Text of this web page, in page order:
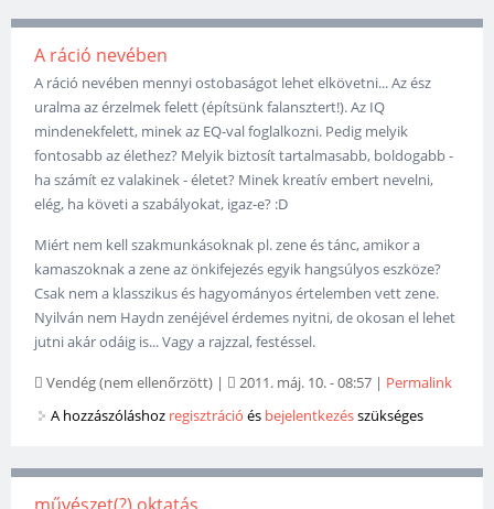
A ráció nevében
A ráció nevében mennyi ostobaságot lehet elkövetni... Az ész
uralma az érzelmek felett (építsünk falansztert!). Az IQ
mindenekfelett, minek az EQ-val foglalkozni. Pedig melyik
fontosabb az élethez? Melyik biztosít tartalmasabb, boldogabb -
ha számít ez valakinek - életet? Minek kreatív embert nevelni,
elég, ha követi a szabályokat, igaz-e? :D
Miért nem kell szakmunkásoknak pl. zene és tánc, amikor a
kamaszoknak a zene az önkifejezés egyik hangsúlyos eszköze?
Csak nem a klasszikus és hagyományos értelemben vett zene.
Nyilván nem Haydn zenéjével érdemes nyitni, de okosan el lehet
jutni akár odáig is... Vagy a rajzzal, festéssel.
Vendég (nem ellenőrzött) | 2011. máj. 10. - 08:57 | Permalink
A hozzászóláshoz regisztráció és bejelentkezésszükséges